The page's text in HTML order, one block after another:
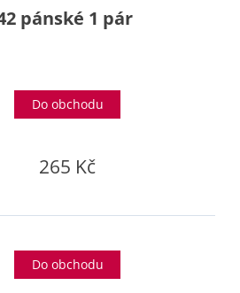
pánské 1 pár
Do obchodu
265 Kč
Do obchodu